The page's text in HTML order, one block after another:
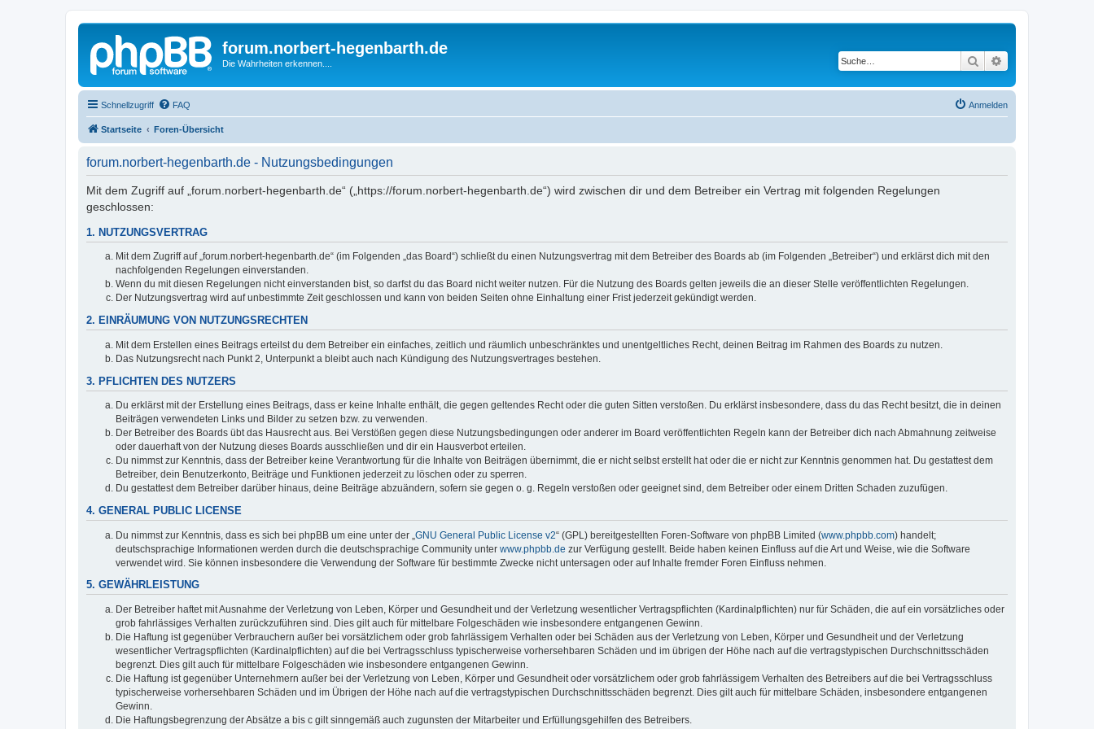
forum.norbert-hegenbarth.de
Die Wahrheiten erkennen.... Suche
Schnellzugriff FAQ Anmelden
Startseite Foren-Übersicht
forum.norbert-hegenbarth.de - Nutzungsbedingungen
Mit dem Zugriff auf „forum.norbert-hegenbarth.de“ („https://forum.norbert-hegenbarth.de“) wird zwischen dir und dem Betreiber ein Vertrag mit folgenden Regelungen
geschlossen:
1. NUTZUNGSVERTRAG
Mit dem Zugriff auf „forum.norbert-hegenbarth.de“ (im Folgenden „das Board“) schließt du einen Nutzungsvertrag mit dem Betreiber des Boards ab (im Folgenden „Betreiber“) und erklärst dich mit den
nachfolgenden Regelungen einverstanden.
Wenn du mit diesen Regelungen nicht einverstanden bist, so darfst du das Board nicht weiter nutzen. Für die Nutzung des Boards gelten jeweils die an dieser Stelle veröffentlichten Regelungen.
Der Nutzungsvertrag wird auf unbestimmte Zeit geschlossen und kann von beiden Seiten ohne Einhaltung einer Frist jederzeit gekündigt werden.
2. EINRÄUMUNG VON NUTZUNGSRECHTEN
Mit dem Erstellen eines Beitrags erteilst du dem Betreiber ein einfaches, zeitlich und räumlich unbeschränktes und unentgeltliches Recht, deinen Beitrag im Rahmen des Boards zu nutzen.
Das Nutzungsrecht nach Punkt 2, Unterpunkt a bleibt auch nach Kündigung des Nutzungsvertrages bestehen.
3. PFLICHTEN DES NUTZERS
Du erklärst mit der Erstellung eines Beitrags, dass er keine Inhalte enthält, die gegen geltendes Recht oder die guten Sitten verstoßen. Du erklärst insbesondere, dass du das Recht besitzt, die in deinen
Beiträgen verwendeten Links und Bilder zu setzen bzw. zu verwenden.
Der Betreiber des Boards übt das Hausrecht aus. Bei Verstößen gegen diese Nutzungsbedingungen oder anderer im Board veröffentlichten Regeln kann der Betreiber dich nach Abmahnung zeitweise
oder dauerhaft von der Nutzung dieses Boards ausschließen und dir ein Hausverbot erteilen.
Du nimmst zur Kenntnis, dass der Betreiber keine Verantwortung für die Inhalte von Beiträgen übernimmt, die er nicht selbst erstellt hat oder die er nicht zur Kenntnis genommen hat. Du gestattest dem
Betreiber, dein Benutzerkonto, Beiträge und Funktionen jederzeit zu löschen oder zu sperren.
Du gestattest dem Betreiber darüber hinaus, deine Beiträge abzuändern, sofern sie gegen o. g. Regeln verstoßen oder geeignet sind, dem Betreiber oder einem Dritten Schaden zuzufügen.
4. GENERAL PUBLIC LICENSE
Du nimmst zur Kenntnis, dass es sich bei phpBB um eine unter der „ GNU General Public License v2“ (GPL) bereitgestellten Foren-Software von phpBB Limited (www.phpbb.com) handelt;
deutschsprachige Informationen werden durch die deutschsprachige Community unter www.phpbb.de zur Verfügung gestellt. Beide haben keinen Einfluss auf die Art und Weise, wie die Software
verwendet wird. Sie können insbesondere die Verwendung der Software für bestimmte Zwecke nicht untersagen oder auf Inhalte fremder Foren Einfluss nehmen.
5. GEWÄHRLEISTUNG
Der Betreiber haftet mit Ausnahme der Verletzung von Leben, Körper und Gesundheit und der Verletzung wesentlicher Vertragspflichten (Kardinalpflichten) nur für Schäden, die auf ein vorsätzliches oder
grob fahrlässiges Verhalten zurückzuführen sind. Dies gilt auch für mittelbare Folgeschäden wie insbesondere entgangenen Gewinn.
Die Haftung ist gegenüber Verbrauchern außer bei vorsätzlichem oder grob fahrlässigem Verhalten oder bei Schäden aus der Verletzung von Leben, Körper und Gesundheit und der Verletzung
wesentlicher Vertragspflichten (Kardinalpflichten) auf die bei Vertragsschluss typischerweise vorhersehbaren Schäden und im übrigen der Höhe nach auf die vertragstypischen Durchschnittsschäden
begrenzt. Dies gilt auch für mittelbare Folgeschäden wie insbesondere entgangenen Gewinn.
Die Haftung ist gegenüber Unternehmern außer bei der Verletzung von Leben, Körper und Gesundheit oder vorsätzlichem oder grob fahrlässigem Verhalten des Betreibers auf die bei Vertragsschluss
typischerweise vorhersehbaren Schäden und im Übrigen der Höhe nach auf die vertragstypischen Durchschnittsschäden begrenzt. Dies gilt auch für mittelbare Schäden, insbesondere entgangenen
Gewinn.
Die Haftungsbegrenzung der Absätze a bis c gilt sinngemäß auch zugunsten der Mitarbeiter und Erfüllungsgehilfen des Betreibers.